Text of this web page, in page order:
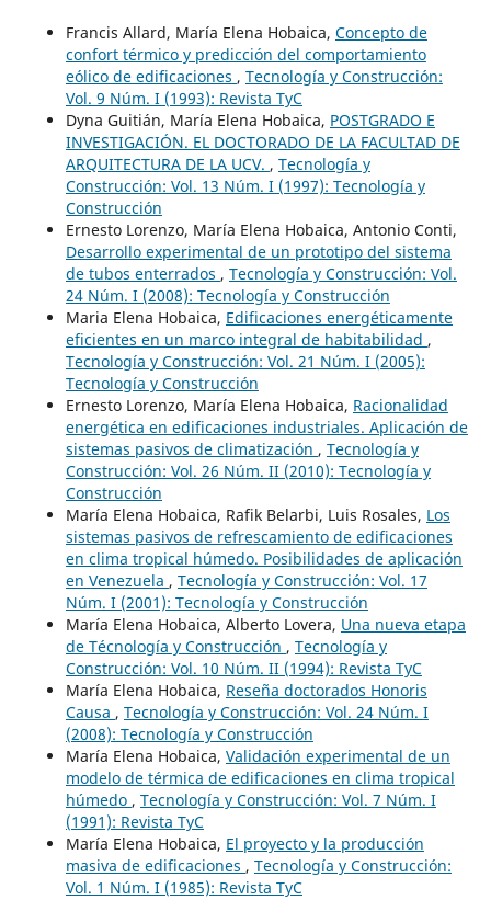
Francis Allard, María Elena Hobaica, Concepto de
confort térmico y predicción del comportamiento
eólico de edificaciones , Tecnología y Construcción:
Vol. 9 Núm. I (1993): Revista TyC
Dyna Guitián, María Elena Hobaica, POSTGRADO E
INVESTIGACIÓN. EL DOCTORADO DE LA FACULTAD DE
ARQUITECTURA DE LA UCV. , Tecnología y
Construcción: Vol. 13 Núm. I (1997): Tecnología y
Construcción
Ernesto Lorenzo, María Elena Hobaica, Antonio Conti,
Desarrollo experimental de un prototipo del sistema
de tubos enterrados , Tecnología y Construcción: Vol.
24 Núm. I (2008): Tecnología y Construcción
Maria Elena Hobaica, Edificaciones energéticamente
eficientes en un marco integral de habitabilidad ,
Tecnología y Construcción: Vol. 21 Núm. I (2005):
Tecnología y Construcción
Ernesto Lorenzo, María Elena Hobaica, Racionalidad
energética en edificaciones industriales. Aplicación de
sistemas pasivos de climatización , Tecnología y
Construcción: Vol. 26 Núm. II (2010): Tecnología y
Construcción
María Elena Hobaica, Rafik Belarbi, Luis Rosales, Los
sistemas pasivos de refrescamiento de edificaciones
en clima tropical húmedo. Posibilidades de aplicación
en Venezuela , Tecnología y Construcción: Vol. 17
Núm. I (2001): Tecnología y Construcción
María Elena Hobaica, Alberto Lovera, Una nueva etapa
de Técnología y Construcción , Tecnología y
Construcción: Vol. 10 Núm. II (1994): Revista TyC
María Elena Hobaica, Reseña doctorados Honoris
Causa , Tecnología y Construcción: Vol. 24 Núm. I
(2008): Tecnología y Construcción
María Elena Hobaica, Validación experimental de un
modelo de térmica de edificaciones en clima tropical
húmedo , Tecnología y Construcción: Vol. 7 Núm. I
(1991): Revista TyC
María Elena Hobaica, El proyecto y la producción
masiva de edificaciones , Tecnología y Construcción:
Vol. 1 Núm. I (1985): Revista TyC